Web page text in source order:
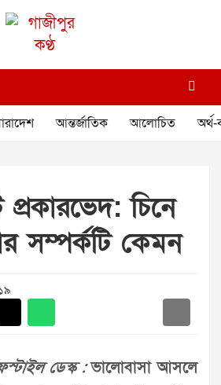
আন্তর্জাতিক আলোচিত অর্থ-
প্রকারভেদ: চিনে
সম্পর্কটি কেমন
ডেস্ক :ভালোবাসা আসলে